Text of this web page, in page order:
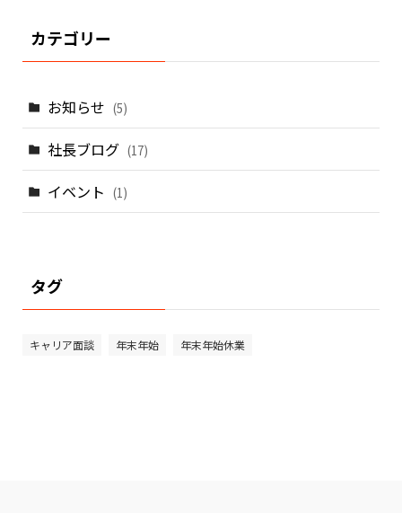
カテゴリー
お知らせ (5)
社長ブログ (17)
イベント (1)
タグ
キャリア面談 年末年始 年末年始休業